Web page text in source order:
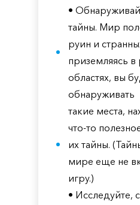
•
тайны. Мир
руин и
приземляясь в
областях, вы
обнаруживать
такие места,
что-то
их тайны.
мире еще не
игру.)
• Исследуйте,